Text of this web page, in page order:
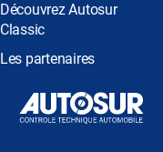
Découvrez Autosur
Classic
Les partenaires